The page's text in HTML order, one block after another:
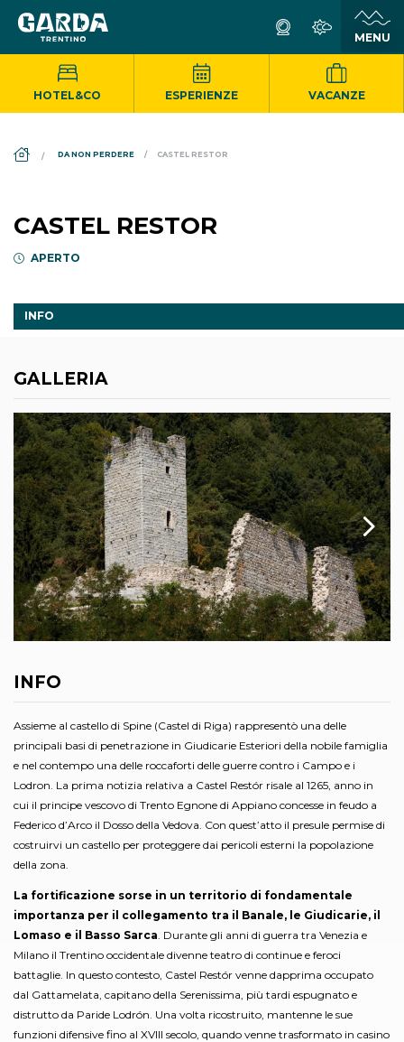
HOTEL&CO ESPERIENZE VACANZE
DA NON PERDERE CASTEL RESTOR
CASTEL RESTOR
APERTO
INFO
GALLERIA
INFO
Assieme al castello di Spine (Castel di Riga) rappresentò una delle
principali basi di penetrazione in Giudicarie Esteriori della nobile famiglia
e nel contempo una delle roccaforti delle guerre contro i Campo e i
Lodron. La prima notizia relativa a Castel Restór risale al 1265, anno in
cui il principe vescovo di Trento Egnone di Appiano concesse in feudo a
Federico d’Arco il Dosso della Vedova. Con quest’atto il presule permise di
costruirvi un castello per proteggere dai pericoli esterni la popolazione
della zona.
La fortificazione sorse in un territorio di fondamentale
importanza per il collegamento tra il Banale, le Giudicarie, il
Lomaso e il Basso Sarca . Durante gli anni di guerra tra Venezia e
Milano il Trentino occidentale divenne teatro di continue e feroci
battaglie. In questo contesto, Castel Restór venne dapprima occupato
dal Gattamelata, capitano della Serenissima, più tardi espugnato e
distrutto da Paride Lodrón. Una volta ricostruito, mantenne le sue
funzioni difensive fino al XVIII secolo, quando venne trasformato in casino